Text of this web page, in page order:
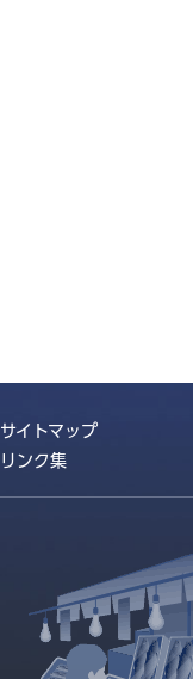
サイトマップ
リンク集